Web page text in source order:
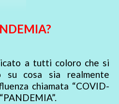
a tutti coloro che si
su cosa sia realmente
chiamata “COVID-